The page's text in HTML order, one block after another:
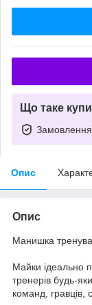
Що таке
Замовлення
Опис
Опис
Манишка
Майки ідеально
тренерів будь-
команд, гравців,